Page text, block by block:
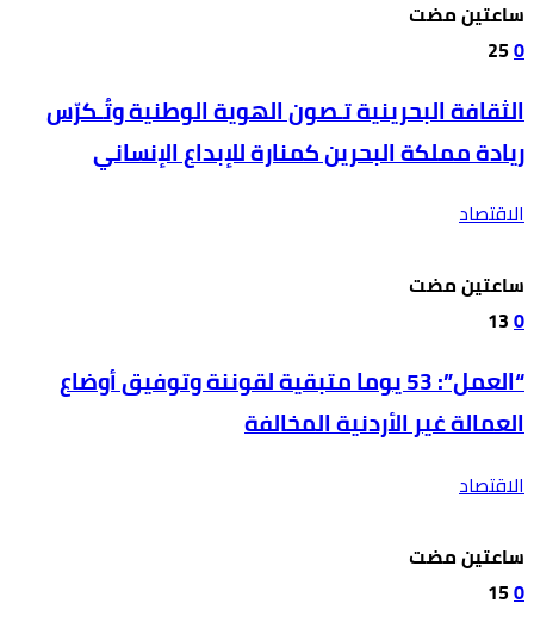
‫‫‫‏‫ساعتين مضت‬
0
25
الثقافة البحرينية تـصون الهوية الوطنية وتُـكرّس
ريادة مملكة البحرين كمنارة للإبداع الإنساني
الاقتصاد
‫‫‫‏‫ساعتين مضت‬
0
13
“العمل”: 53 يوما متبقية لقوننة وتوفيق أوضاع
العمالة غير الأردنية المخالفة
الاقتصاد
‫‫‫‏‫ساعتين مضت‬
0
15